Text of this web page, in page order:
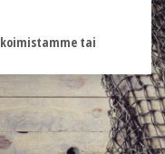
tai